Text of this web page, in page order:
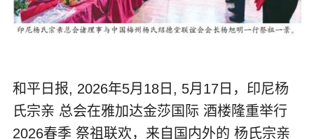
和平日报, 2026年5月18日, 5月17日，印尼杨
氏宗亲 总会在雅加达金莎国际 酒楼隆重举行
2026春季 祭祖联欢，来自国内外的 杨氏宗亲